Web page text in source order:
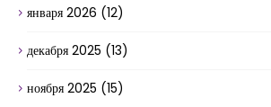
января 2026 (12)
декабря 2025 (13)
ноября 2025 (15)